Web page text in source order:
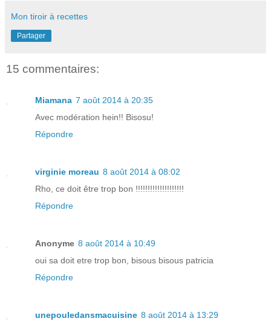
Mon tiroir à recettes
Partager
15 commentaires:
Miamana 7 août 2014 à 20:35
Avec modération hein!! Bisosu!
Répondre
virginie moreau 8 août 2014 à 08:02
Rho, ce doit être trop bon !!!!!!!!!!!!!!!!!!!!
Répondre
Anonyme 8 août 2014 à 10:49
oui sa doit etre trop bon, bisous bisous patricia
Répondre
unepouledansmacuisine 8 août 2014 à 13:29